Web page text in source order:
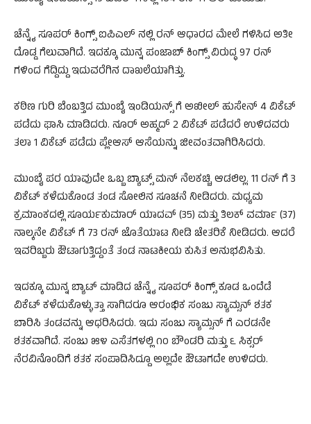
ಚೆನ್ನೈ ಸೂಪರ್‌ ಕಿಂಗ್ಸ್‌ ಐಪಿಎಲ್‌ ನಲ್ಲಿ ರನ್‌ ಆಧಾರದ ಮೇಲೆ ಗಳಿಸಿದ ಅತೀ
ದೊಡ್ಡ ಗೆಲುವಾಗಿದೆ. ಇದಕ್ಕೂ ಮುನ್ನ ಪಂಜಾಬ್‌ ಕಿಂಗ್ಸ್‌ ವಿರುದ್ಧ 97 ರನ್‌
ಗಳಿಂದ ಗೆದ್ದಿದ್ದು ಇದುವರೆಗಿನ ದಾಖಲೆಯಾಗಿತ್ತು.
ಕಠಿಣ ಗುರಿ ಬೆಂಬತ್ತಿದ ಮುಂಬೈ ಇಂಡಿಯನ್ಸ್‌ ಗೆ ಅಖೀಲ್‌ ಹುಸೇನ್‌ 4 ವಿಕೆಟ್‌
ಪಡೆದು ಘಾಸಿ ಮಾಡಿದರು. ನೂರ್‌ ಅಹ್ಮದ್‌ 2 ವಿಕೆಟ್‌ ಪಡೆದರೆ ಉಳಿದವರು
ತಲಾ 1 ವಿಕೆಟ್‌ ಪಡೆದು ಪ್ಲೇಆಸ್‌ ಆಸೆಯನ್ನು ಜೀವಂತವಾಗಿರಿಸಿದರು.
ಮುಂಬೈ ಪರ ಯಾವುದೇ ಒಬ್ಬ ಬ್ಯಾಟ್ಸ್‌ ಮನ್‌ ನೆಲಕಚ್ಚಿ ಆಡಲಿಲ್ಲ. 11 ರನ್‌ ಗೆ 3
ವಿಕೆಟ್‌ ಕಳೆದುಕೊಂಡ ತಂಡ ಸೋಲಿನ ಸೂಚನೆ ನೀಡಿದರು. ಮಧ್ಯಮ
ಕ್ರಮಾಂಕದಲ್ಲಿ ಸೂರ್ಯಕುಮಾರ್‌ ಯಾದವ್‌ (35) ಮತ್ತು ತಿಲಕ್‌ ವರ್ಮಾ (37)
ನಾಲ್ಕನೇ ವಿಕೆಟ್‌ ಗೆ 73 ರನ್‌ ಜೊತೆಯಾಟ ನೀಡಿ ಚೇತರಿಕೆ ನೀಡಿದರು. ಆದರೆ
ಇವರಿಬ್ಬರು ಔಟಾಗುತ್ತಿದ್ದಂತೆ ತಂಡ ನಾಟಕೀಯ ಕುಸಿತ ಅನುಭವಿಸಿತು.
ಇದಕ್ಕೂ ಮುನ್ನ ಬ್ಯಾಟ್‌ ಮಾಡಿದ ಚೆನ್ನೈ ಸೂಪರ್‌ ಕಿಂಗ್ಸ್‌ ಕೂಡ ಒಂದೆಡೆ
ವಿಕೆಟ್‌ ಕಳೆದುಕೊಳ್ಳುತ್ತಾ ಸಾಗಿದರೂ ಆರಂಭಿಕ ಸಂಜು ಸ್ಯಾಮ್ಸನ್‌ ಶತಕ
ಬಾರಿಸಿ ತಂಡವನ್ನು ಆಧರಿಸಿದರು. ಇದು ಸಂಜು ಸ್ಯಾಮ್ಸನ್‌ ಗೆ ಎರಡನೇ
ಶತಕವಾಗಿದೆ. ಸಂಜು ೫೪ ಎಸೆತಗಳಲ್ಲಿ ೧೦ ಬೌಂಡರಿ ಮತ್ತು ೬ ಸಿಕ್ಸರ್‌
ನೆರವಿನೊಂದಿಗೆ ಶತಕ ಸಂಪಾದಿಸಿದ್ದೂ ಅಲ್ಲದೇ ಔಟಾಗದೇ ಉಳಿದರು.